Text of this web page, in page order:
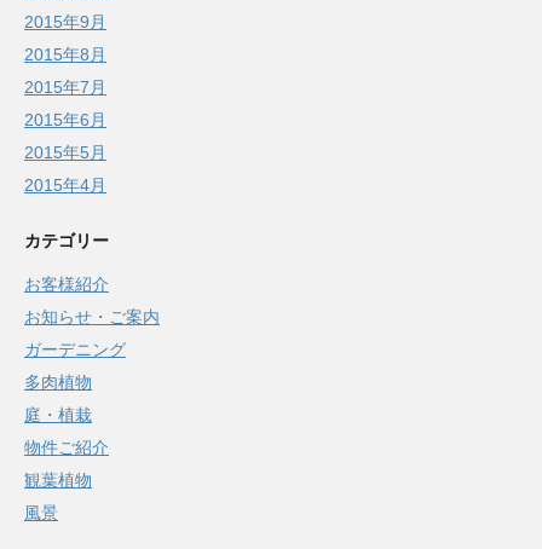
2015年9月
2015年8月
2015年7月
2015年6月
2015年5月
2015年4月
カテゴリー
お客様紹介
お知らせ・ご案内
ガーデニング
多肉植物
庭・植栽
物件ご紹介
観葉植物
風景